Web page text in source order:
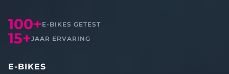
100+ E-BIKES GETEST
15+JAAR ERVARING
E-BIKES